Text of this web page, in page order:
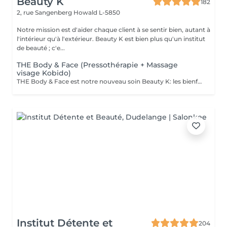
182
2, rue Sangenberg Howald L-5850
Notre mission est d'aider chaque client à se sentir bien, autant à
l'intérieur qu'à l'extérieur. Beauty K est bien plus qu'un institut
de beauté ; c'e...
THE Body & Face (Pressothérapie + Massage
visage Kobido)
THE Body & Face est notre nouveau soin Beauty K: les bienfaits de la Pressothérapie associé au massage japonais ancestrale: Le Soin Kobido Le soin Body & Face combine une session de Pressothérapie avec un Soin Kobido complet pour un traitement revitalisant et rajeunissant de la peau du visage et du corps. Ce soin d'une durée de 1 heure et 15 minutes est idéal pour ceux qui cherchent à détendre leur corps tout en bénéficiant d'un soin facial approfondi. Déroulement du Soin : 1. Pressothérapie (45minutes) : Commencez par une session relaxante de pressothérapie, qui aide à détendre les muscles, éliminer les toxines, activer le système lymphatique et la circulation sanguine. 2. Soin Kobido Nettoyage et Gommage : Un nettoyage profond suivi d'un gommage pour éliminer les cellules mortes et purifier la peau. Massage Kobido : Un massage facial traditionnel japonais qui stimule la circulation sanguine et lymphatique, tonifie les muscles faciaux, et offre un effet liftant naturel. Masque : Application d'un masque adapté à votre type de peau pour nourrir, hydrater et revitaliser. Bienfaits du Soin Body & Face : Relaxation Profonde : La pressothérapie détend le corps et apaise l'esprit, réduisant ainsi le stress et la fatigue. Effet Anti-Âge et Raffermissant : Le massage Kobido aide à réduire les signes de vieillissement, à raffermir la peau et à améliorer son élasticité. Ce soin est une excellente manière de combiner les bienfaits de la pressothérapie avec les techniques de soin facial avancées pour une expérience de beauté et de bien-être complète.
Institut Détente et 204